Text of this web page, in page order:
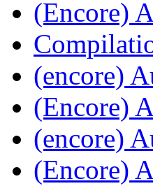
(Encore)
(encore)
(Encore)
(encore)
(Encore)